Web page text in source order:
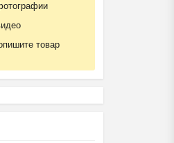
товар